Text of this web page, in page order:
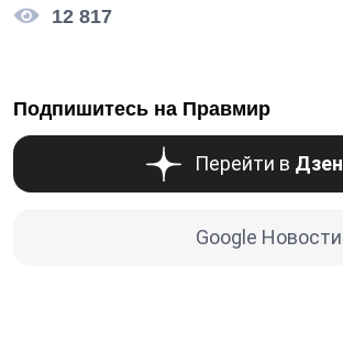
12 817
Подпишитесь на Правмир
Перейти в Дзен
Google Новости